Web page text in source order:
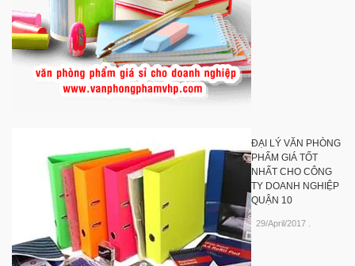
ĐẠI LÝ VĂN PHÒNG
PHẨM GIÁ TỐT
NHẤT CHO CÔNG
TY DOANH NGHIỆP
QUẬN 10
29/April/2017